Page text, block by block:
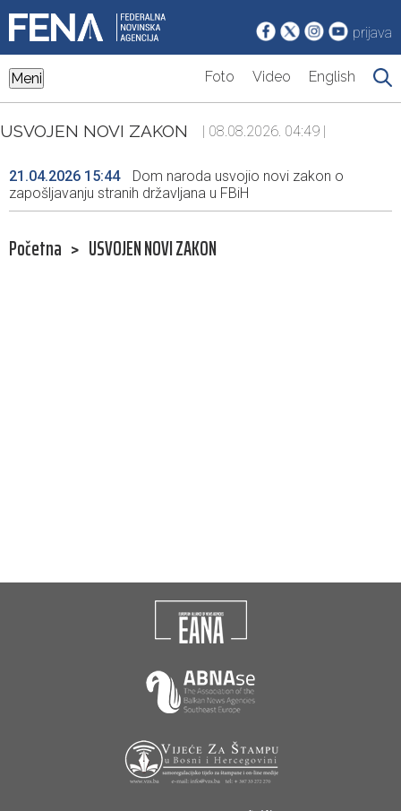
prijava
Meni Foto Video English
USVOJEN NOVI ZAKON | 08.08.2026. 04:49 |
21.04.2026 15:44
Dom naroda usvojio novi zakon o
zapošljavanju stranih državljana u FBiH
Početna > USVOJEN NOVI ZAKON